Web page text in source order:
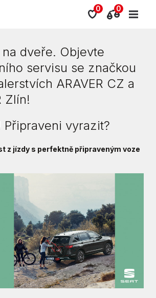
0 0
dveře. Objevte
servisu se značkou
ARAVER CZ a
Zlín!
Připraveni vyrazit?
z jízdy s perfektně připraveným voze